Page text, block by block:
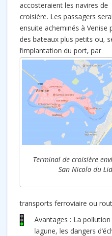
Terminal de croisière
San Nicolo du
accosteraient les navires de
croisière. Les passagers
ensuite acheminés à Venise
des bateaux plus petits ou,
l’implantation du port, par
transports ferroviaire ou
Avantages : La
lagune, les dangers